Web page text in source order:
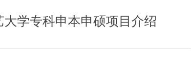
学专科申本申硕项目介绍